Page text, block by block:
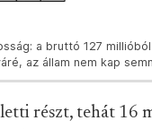
a bruttó 127 millióból
az állam nem kap
részt, tehát 16